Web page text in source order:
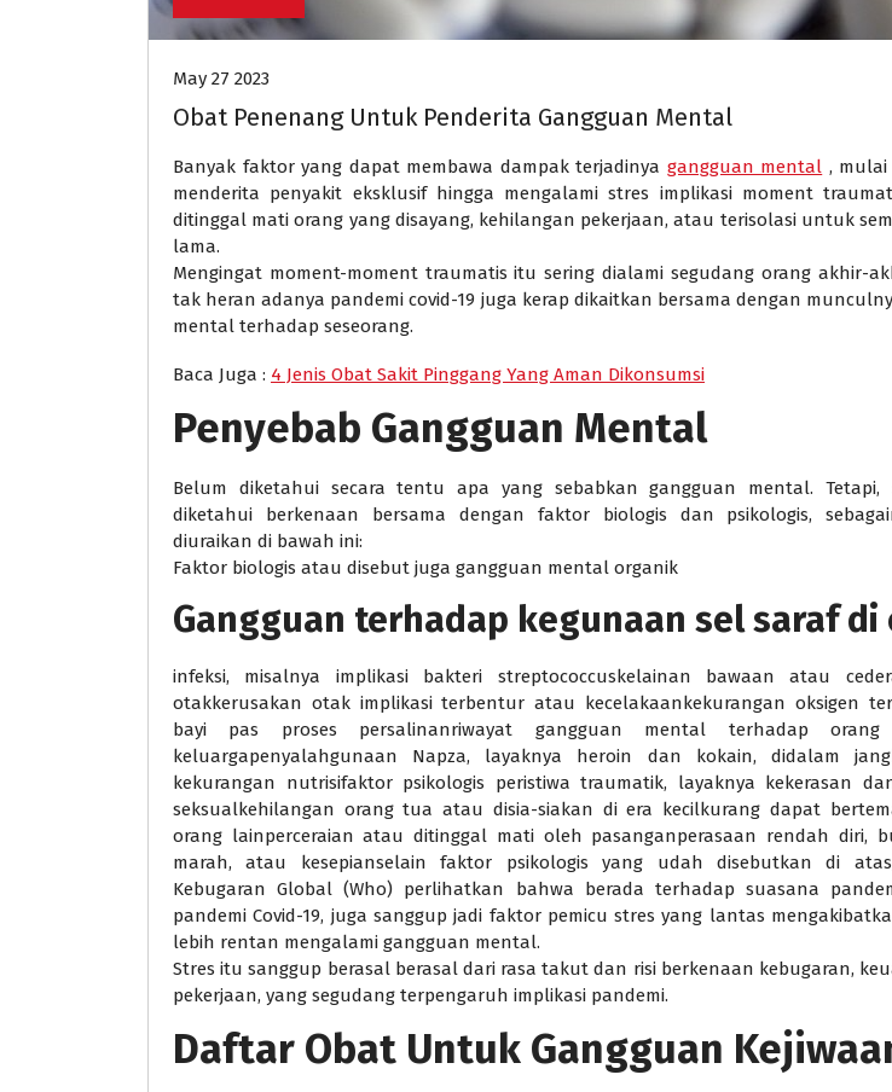
May 27 2023
Obat Penenang Untuk Penderita Gangguan Mental
Banyak faktor yang dapat membawa dampak terjadinya gangguan mental , mulai
menderita penyakit eksklusif hingga mengalami stres implikasi moment
ditinggal mati orang yang disayang, kehilangan pekerjaan, atau terisolasi untuk
lama.
Mengingat moment-moment traumatis itu sering dialami segudang orang akhir-
tak heran adanya pandemi covid-19 juga kerap dikaitkan bersama dengan
mental terhadap seseorang.
Baca Juga : 4 Jenis Obat Sakit Pinggang Yang Aman Dikonsumsi
Penyebab Gangguan Mental
Belum diketahui secara tentu apa yang sebabkan gangguan mental. Tetapi,
diketahui berkenaan bersama dengan faktor biologis dan psikologis,
diuraikan di bawah ini:
Faktor biologis atau disebut juga gangguan mental organik
Gangguan terhadap kegunaan sel saraf di
infeksi, misalnya implikasi bakteri streptococcuskelainan bawaan atau
otakkerusakan otak implikasi terbentur atau kecelakaankekurangan oksigen
bayi pas proses persalinanriwayat gangguan mental terhadap
keluargapenyalahgunaan Napza, layaknya heroin dan kokain, didalam
kekurangan nutrisifaktor psikologis peristiwa traumatik, layaknya kekerasan
seksualkehilangan orang tua atau disia-siakan di era kecilkurang dapat
orang lainperceraian atau ditinggal mati oleh pasanganperasaan rendah diri,
marah, atau kesepianselain faktor psikologis yang udah disebutkan di
Kebugaran Global (Who) perlihatkan bahwa berada terhadap suasana
pandemi Covid-19, juga sanggup jadi faktor pemicu stres yang lantas
lebih rentan mengalami gangguan mental.
Stres itu sanggup berasal berasal dari rasa takut dan risi berkenaan kebugaran,
pekerjaan, yang segudang terpengaruh implikasi pandemi.
Daftar Obat Untuk Gangguan